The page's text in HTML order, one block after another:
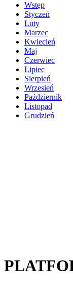
Wstęp
Styczeń
Luty
Marzec
Kwiecień
Maj
Czerwiec
Lipiec
Sierpień
Wrzesień
Październik
Listopad
Grudzień